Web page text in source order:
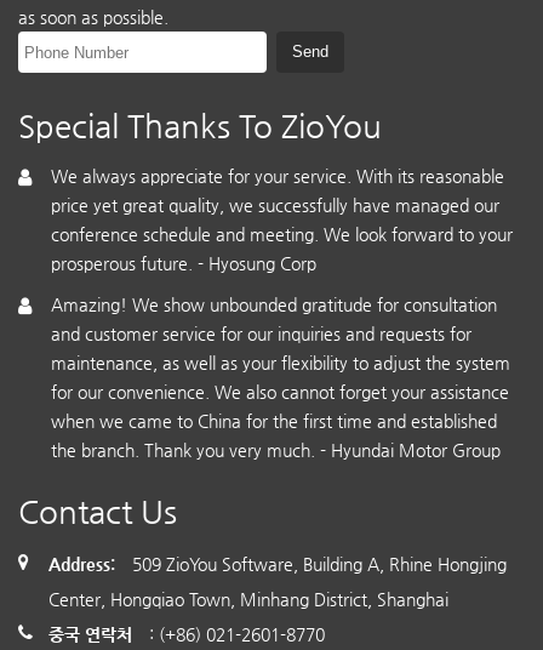
as soon as possible.
Special Thanks To ZioYou
We always appreciate for your service. With its reasonable
price yet great quality, we successfully have managed our
conference schedule and meeting. We look forward to your
prosperous future. - Hyosung Corp
Amazing! We show unbounded gratitude for consultation
and customer service for our inquiries and requests for
maintenance, as well as your flexibility to adjust the system
for our convenience. We also cannot forget your assistance
when we came to China for the first time and established
the branch. Thank you very much. - Hyundai Motor Group
Contact Us
Address:
509 ZioYou Software, Building A, Rhine Hongjing
Center, Hongqiao Town, Minhang District, Shanghai
중국 연락처
: (+86) 021-2601-8770